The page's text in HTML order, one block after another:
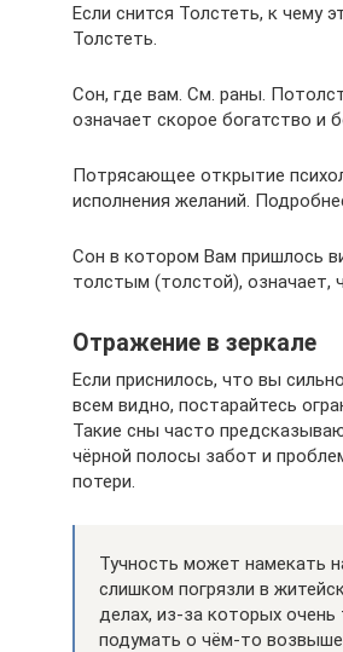
Если снится Толстеть, к чему
Толстеть.
Сон, где вам. См. раны.
означает скорое богатство и
Потрясающее открытие
исполнения желаний.
Сон в котором Вам пришлось
толстым (толстой), означает,
Отражение в зеркале
Если приснилось, что вы
всем видно, постарайтесь
Такие сны часто
чёрной полосы забот и
потери.
Тучность может намекать
слишком погрязли в
делах, из-за которых очень
подумать о чём-то